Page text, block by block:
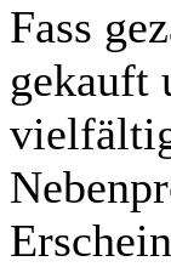
Fass
gekauft